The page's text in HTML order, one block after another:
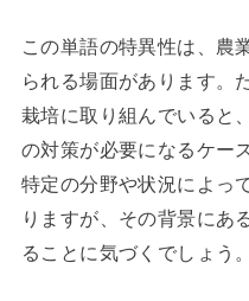
この単語の特異性は、農
られる場面があります。
栽培に取り組んでいると
の対策が必要になるケー
特定の分野や状況によっ
りますが、その背景にあ
ることに気づくでしょう。